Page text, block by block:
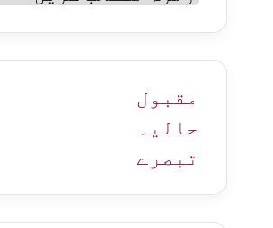
اردو
زمرہ
مقبول
حالیہ
تبصرے